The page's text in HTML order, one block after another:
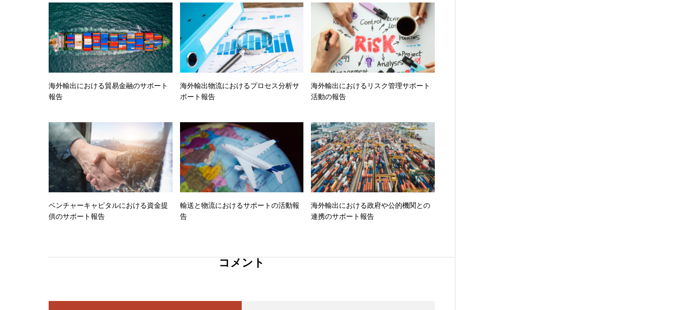
海外輸出における貿易金融のサポート
報告
海外輸出物流におけるプロセス分析サ
ポート報告
海外輸出におけるリスク管理サポート
活動の報告
ベンチャーキャピタルにおける資金提
供のサポート報告
輸送と物流におけるサポートの活動報
告
海外輸出における政府や公的機関との
連携のサポート報告
コメント